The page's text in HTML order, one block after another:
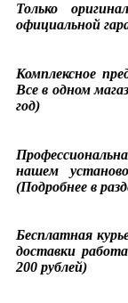
Только
официальной
Комплексное
Все в одном
год)
нашем
(Подробнее в
Бесплатная
доставки
200 рублей)